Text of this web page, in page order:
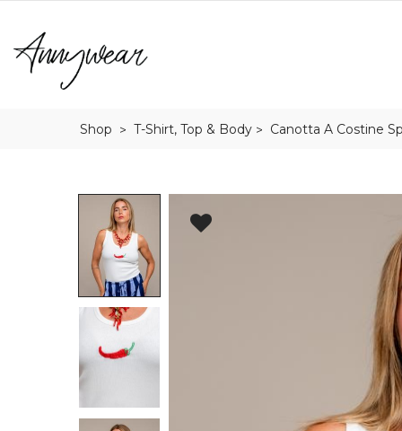
Shop > T-Shirt, Top & Body > Canotta A Costine